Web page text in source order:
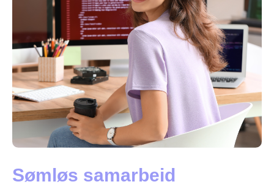
Sømløs samarbeid